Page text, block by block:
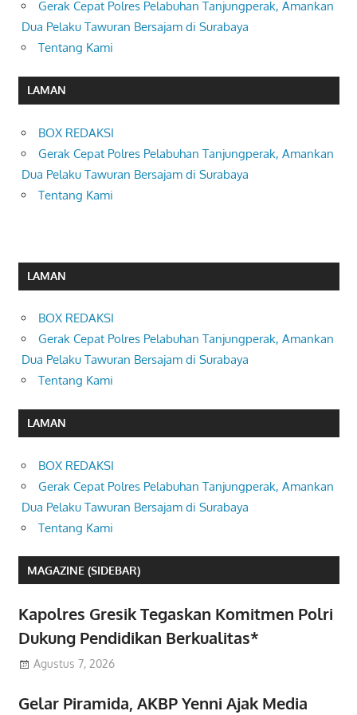
Gerak Cepat Polres Pelabuhan Tanjungperak, Amankan
Dua Pelaku Tawuran Bersajam di Surabaya
Tentang Kami
LAMAN
BOX REDAKSI
Gerak Cepat Polres Pelabuhan Tanjungperak, Amankan
Dua Pelaku Tawuran Bersajam di Surabaya
Tentang Kami
LAMAN
BOX REDAKSI
Gerak Cepat Polres Pelabuhan Tanjungperak, Amankan
Dua Pelaku Tawuran Bersajam di Surabaya
Tentang Kami
LAMAN
BOX REDAKSI
Gerak Cepat Polres Pelabuhan Tanjungperak, Amankan
Dua Pelaku Tawuran Bersajam di Surabaya
Tentang Kami
MAGAZINE (SIDEBAR)
Kapolres Gresik Tegaskan Komitmen Polri
Dukung Pendidikan Berkualitas*
Agustus 7, 2026
Gelar Piramida, AKBP Yenni Ajak Media